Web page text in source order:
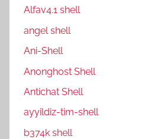
Alfav4.1 shell
angel shell
Ani-Shell
Anonghost Shell
Antichat Shell
ayyildiz-tim-shell
b374k shell